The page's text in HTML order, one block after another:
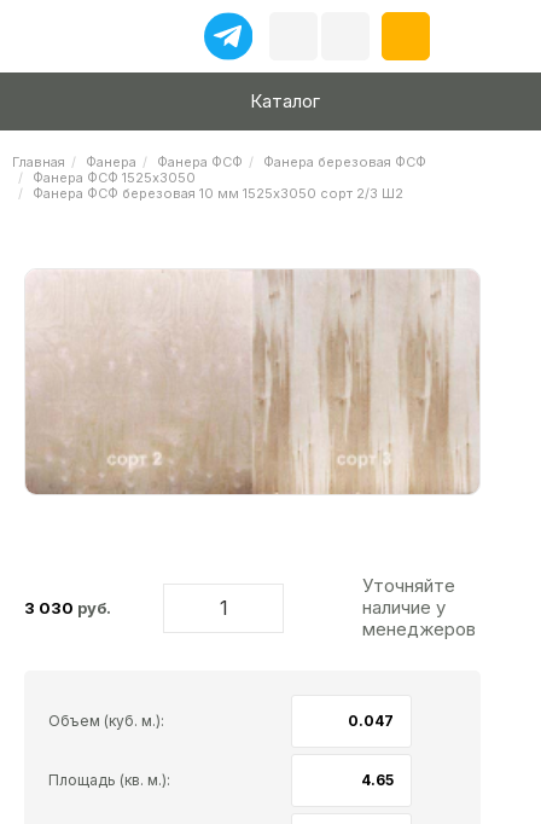
Каталог
Главная Фанера Фанера ФСФ
Фанера березовая ФСФ
Фанера ФСФ 1525х3050
Фанера ФСФ березовая 10 мм 1525х3050 сорт 2/3 Ш2
3 030 руб.
Уточняйте
наличие у
менеджеров
Объем (куб. м.):
Площадь (кв. м.):